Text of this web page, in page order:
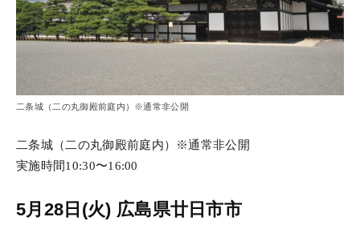
二条城（二の丸御殿前庭内）※通常非公開
二条城（二の丸御殿前庭内）※通常非公開
実施時間10:30〜16:00
5月28日(火) 広島県廿日市市